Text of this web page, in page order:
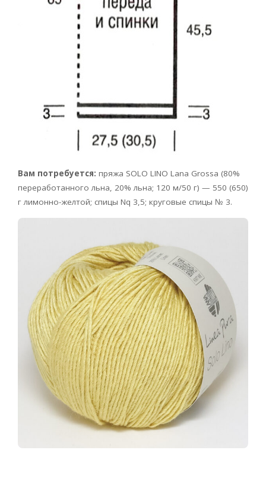
Вам потребуется: пряжа SOLO LINO Lana Grossa (80%
переработанного льна, 20% льна; 120 м/50 г) — 550 (650)
г лимонно-желтой; спицы Nq 3,5; круговые спицы № 3.